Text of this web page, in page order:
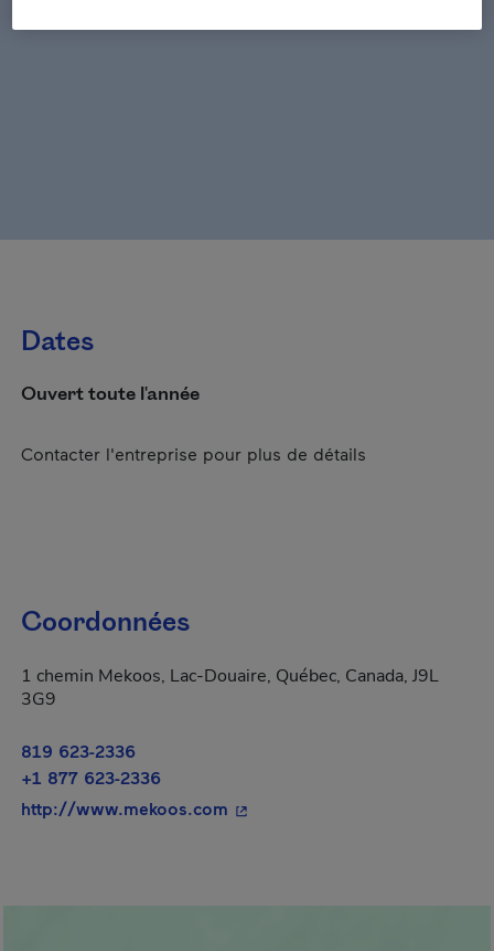
Dates
Ouvert toute l'année
Contacter l'entreprise pour plus de détails
Coordonnées
1 chemin Mekoos, Lac-Douaire, Québec, Canada, J9L
3G9
819 623-2336
+1 877 623-2336
http://www.mekoos.com - Cet hyperlien s'ouvrira dans